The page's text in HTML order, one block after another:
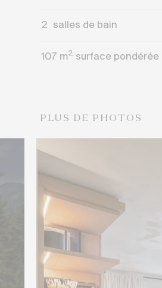
2 salles de bain
107 m2 surface pondérée
PLUS DE PHOTOS